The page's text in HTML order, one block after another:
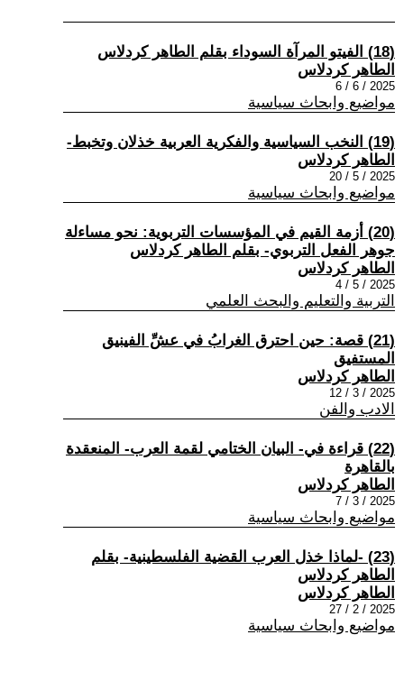
(18) الفيتو المرآة السوداء بقلم الطاهر كردلاس
الطاهر كردلاس
2025 / 6 / 6
مواضيع وابحاث سياسية
(19) النخب السياسية والفكرية العربية خذلان وتخبط-
الطاهر كردلاس
2025 / 5 / 20
مواضيع وابحاث سياسية
(20) أزمة القيم في المؤسسات التربوية: نحو مساءلة
جوهر الفعل التربوي- بقلم الطاهر كردلاس
الطاهر كردلاس
2025 / 5 / 4
التربية والتعليم والبحث العلمي
(21) قصة: حين احترق الغرابُ في عشِّ الفينيق
المستفيق
الطاهر كردلاس
2025 / 3 / 12
الادب والفن
(22) قراءة في- البيان الختامي لقمة العرب- المنعقدة
بالقاهرة
الطاهر كردلاس
2025 / 3 / 7
مواضيع وابحاث سياسية
(23) -لماذا خذل العرب القضية الفلسطينية- بقلم
الطاهر كردلاس
الطاهر كردلاس
2025 / 2 / 27
مواضيع وابحاث سياسية